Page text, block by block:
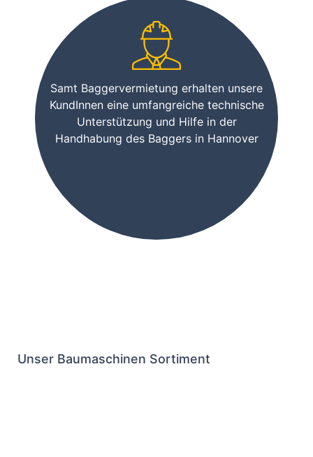
Samt Baggervermietung erhalten unsere
KundInnen eine umfangreiche technische
Unterstützung und Hilfe in der
Handhabung des Baggers in Hannover
Unser Baumaschinen Sortiment